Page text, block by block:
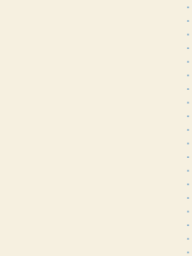
・
・
・
・
・
・
・
・
・
・
・
・
・
・
・
・
・
・
・